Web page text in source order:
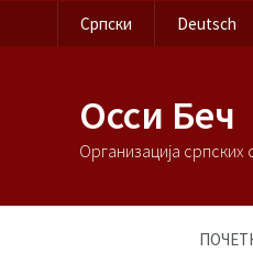
Српски Deutsch
Осси Беч
Организација српских